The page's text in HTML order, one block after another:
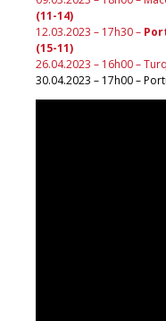
(11-14)
12.03.2023 – 17h30 –
(15-11)
26.04.2023 – 16h00 –
30.04.2023 – 17h00 –